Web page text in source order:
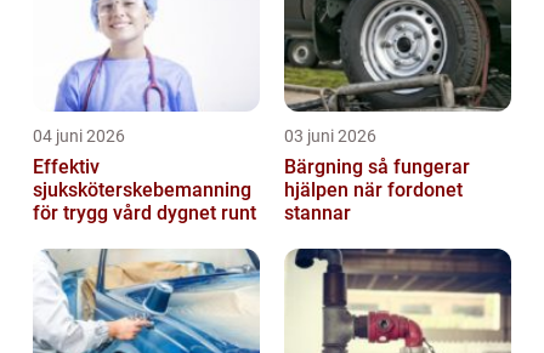
04 juni 2026
Effektiv
sjuksköterskebemanning
för trygg vård dygnet runt
03 juni 2026
Bärgning så fungerar
hjälpen när fordonet
stannar